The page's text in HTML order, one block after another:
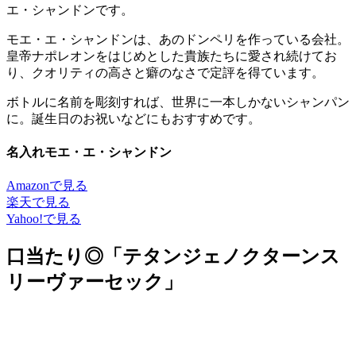
エ・シャンドンです。
モエ・エ・シャンドンは、あのドンペリを作っている会社。
皇帝ナポレオンをはじめとした貴族たちに愛され続けてお
り、クオリティの高さと癖のなさで定評を得ています。
ボトルに名前を彫刻すれば、世界に一本しかないシャンパン
に。誕生日のお祝いなどにもおすすめです。
名入れモエ・エ・シャンドン
Amazonで見る
楽天で見る
Yahoo!で見る
口当たり◎「テタンジェノクターンス
リーヴァーセック」